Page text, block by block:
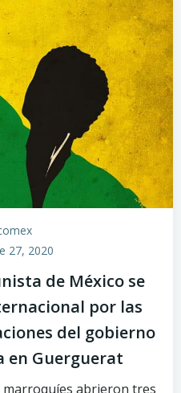
27, 2020
de México se
por las
del gobierno
en Guerguerat
marroquíes abrieron tres